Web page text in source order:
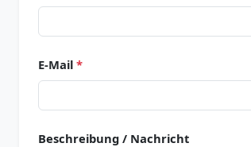
E-Mail *
Beschreibung / Nachricht